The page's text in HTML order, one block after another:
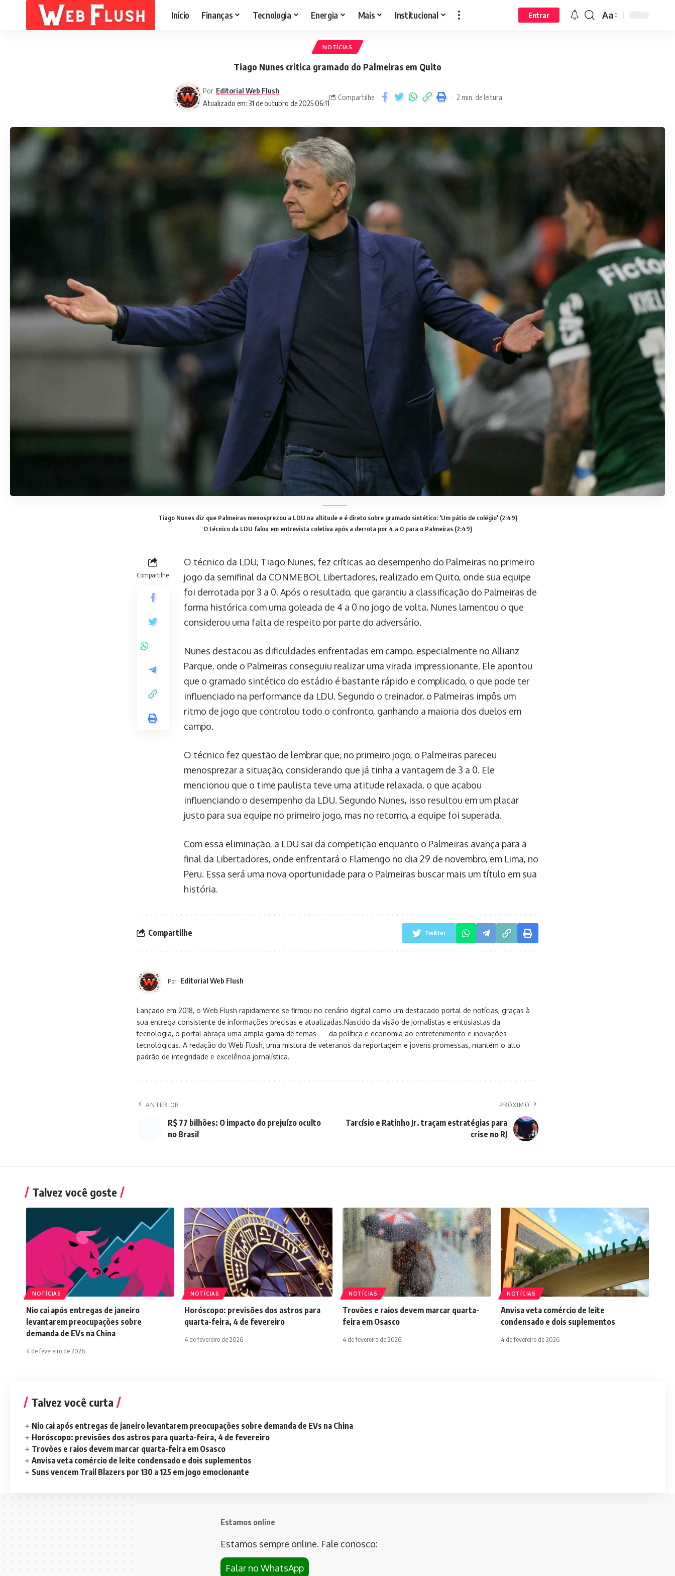
Início Finanças Tecnologia Energia Mais Institucional Entrar Aa
NOTÍCIAS
Tiago Nunes critica gramado do Palmeiras em Quito
Atualizado em: 31 de outubro de 2025 06:11
Por Editorial Web Flush
Compartilhe 2 min. de leitura
Tiago Nunes diz que Palmeiras menosprezou a LDU na altitude e é direto sobre gramado sintético: 'Um pátio de colégio' (2:49)
O técnico da LDU falou em entrevista coletiva após a derrota por 4 a 0 para o Palmeiras (2:49)
Compartilhe
O técnico da LDU, Tiago Nunes, fez críticas ao desempenho do Palmeiras no primeiro
jogo da semifinal da CONMEBOL Libertadores, realizado em Quito, onde sua equipe
foi derrotada por 3 a 0. Após o resultado, que garantiu a classificação do Palmeiras de
forma histórica com uma goleada de 4 a 0 no jogo de volta, Nunes lamentou o que
considerou uma falta de respeito por parte do adversário.
Nunes destacou as dificuldades enfrentadas em campo, especialmente no Allianz
Parque, onde o Palmeiras conseguiu realizar uma virada impressionante. Ele apontou
que o gramado sintético do estádio é bastante rápido e complicado, o que pode ter
influenciado na performance da LDU. Segundo o treinador, o Palmeiras impôs um
ritmo de jogo que controlou todo o confronto, ganhando a maioria dos duelos em
campo.
O técnico fez questão de lembrar que, no primeiro jogo, o Palmeiras pareceu
menosprezar a situação, considerando que já tinha a vantagem de 3 a 0. Ele
mencionou que o time paulista teve uma atitude relaxada, o que acabou
influenciando o desempenho da LDU. Segundo Nunes, isso resultou em um placar
justo para sua equipe no primeiro jogo, mas no retorno, a equipe foi superada.
Com essa eliminação, a LDU sai da competição enquanto o Palmeiras avança para a
final da Libertadores, onde enfrentará o Flamengo no dia 29 de novembro, em Lima, no
Peru. Essa será uma nova oportunidade para o Palmeiras buscar mais um título em sua
história.
Compartilhe Twitter
Por Editorial Web Flush
Lançado em 2018, o Web Flush rapidamente se firmou no cenário digital como um destacado portal de notícias, graças à
sua entrega consistente de informações precisas e atualizadas.Nascido da visão de jornalistas e entusiastas da
tecnologia, o portal abraça uma ampla gama de temas — da política e economia ao entretenimento e inovações
tecnológicas. A redação do Web Flush, uma mistura de veteranos da reportagem e jovens promessas, mantém o alto
padrão de integridade e excelência jornalística.
ANTERIOR
R$ 77 bilhões: O impacto do prejuízo oculto
no Brasil
PRÓXIMO
Tarcísio e Ratinho Jr. traçam estratégias para
crise no RJ
Talvez você goste
NOTÍCIAS
Nio cai após entregas de janeiro
levantarem preocupações sobre
demanda de EVs na China
4 de fevereiro de 2026
NOTÍCIAS
Horóscopo: previsões dos astros para
quarta-feira, 4 de fevereiro
4 de fevereiro de 2026
NOTÍCIAS
Trovões e raios devem marcar quarta-
feira em Osasco
4 de fevereiro de 2026
NOTÍCIAS
Anvisa veta comércio de leite
condensado e dois suplementos
4 de fevereiro de 2026
Talvez você curta
Nio cai após entregas de janeiro levantarem preocupações sobre demanda de EVs na China
Horóscopo: previsões dos astros para quarta-feira, 4 de fevereiro
Trovões e raios devem marcar quarta-feira em Osasco
Anvisa veta comércio de leite condensado e dois suplementos
Suns vencem Trail Blazers por 130 a 125 em jogo emocionante
Estamos online
Estamos sempre online. Fale conosco:
Falar no WhatsApp